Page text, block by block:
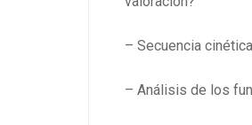
– Secuencia
– Análisis de los